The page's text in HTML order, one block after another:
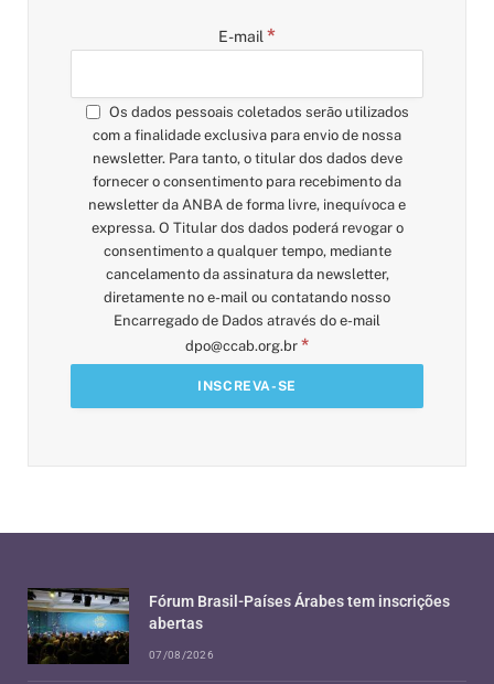
E-mail *
Os dados pessoais coletados serão utilizados
com a finalidade exclusiva para envio de nossa
newsletter. Para tanto, o titular dos dados deve
fornecer o consentimento para recebimento da
newsletter da ANBA de forma livre, inequívoca e
expressa. O Titular dos dados poderá revogar o
consentimento a qualquer tempo, mediante
cancelamento da assinatura da newsletter,
diretamente no e-mail ou contatando nosso
Encarregado de Dados através do e-mail
dpo@ccab.org.br *
Fórum Brasil-Países Árabes tem inscrições
abertas
07/08/2026